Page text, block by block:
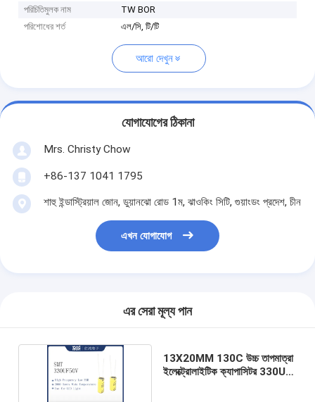
পরিচিতিমুলক নাম
TW BOR
পরিশোধের শর্ত
এল/সি, টি/টি
আরো দেখুন
যোগাযোগের ঠিকানা
Mrs. Christy Chow
+86-137 1041 1795
শাহু ইন্ডাস্ট্রিয়াল জোন, ডুয়ানঝো রোড 1ম, ঝাওকিং সিটি, গুয়াংডং প্রদেশ, চীন
এখন যোগাযোগ
এর সেরা মূল্য পান
13X20MM 130C উচ্চ তাপমাত্রা
ইলেক্ট্রোলাইটিক ক্যাপাসিটর 330UF